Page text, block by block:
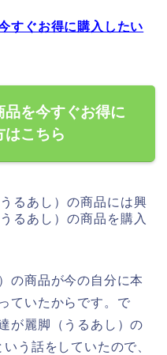
すぐお得に購入したい
品を今すぐお得に
はこちら
るあし）の商品には興
るあし）の商品を購入
の商品が今の自分に本
ていたからです。で
が麗脚（うるあし）の
う話をしていたので、